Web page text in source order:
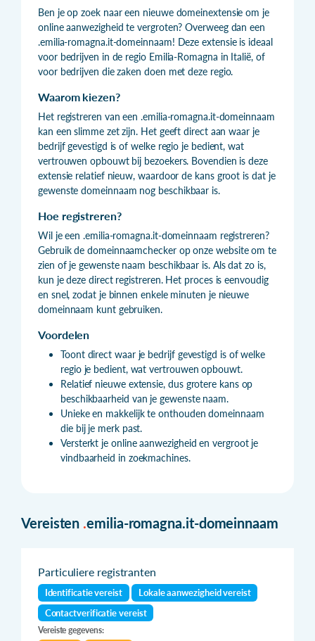
Ben je op zoek naar een nieuwe domeinextensie om je
online aanwezigheid te vergroten? Overweeg dan een
.emilia-romagna.it-domeinnaam! Deze extensie is ideaal
voor bedrijven in de regio Emilia-Romagna in Italië, of
voor bedrijven die zaken doen met deze regio.
Waarom kiezen?
Het registreren van een .emilia-romagna.it-domeinnaam
kan een slimme zet zijn. Het geeft direct aan waar je
bedrijf gevestigd is of welke regio je bedient, wat
vertrouwen opbouwt bij bezoekers. Bovendien is deze
extensie relatief nieuw, waardoor de kans groot is dat je
gewenste domeinnaam nog beschikbaar is.
Hoe registreren?
Wil je een .emilia-romagna.it-domeinnaam registreren?
Gebruik de domeinnaamchecker op onze website om te
zien of je gewenste naam beschikbaar is. Als dat zo is,
kun je deze direct registreren. Het proces is eenvoudig
en snel, zodat je binnen enkele minuten je nieuwe
domeinnaam kunt gebruiken.
Voordelen
Toont direct waar je bedrijf gevestigd is of welke
regio je bedient, wat vertrouwen opbouwt.
Relatief nieuwe extensie, dus grotere kans op
beschikbaarheid van je gewenste naam.
Unieke en makkelijk te onthouden domeinnaam
die bij je merk past.
Versterkt je online aanwezigheid en vergroot je
vindbaarheid in zoekmachines.
Vereisten .emilia-romagna.it-domeinnaam
Particuliere registranten
Identificatie vereist
Lokale aanwezigheid vereist
Contactverificatie vereist
Vereiste gegevens: